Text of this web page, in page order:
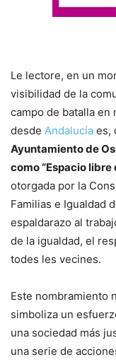
Le lectore, en un
visibilidad de la
campo de batalla
desde Andalucía es,
Ayuntamiento de
como “Espacio libre
otorgada por la
Familias e Igualdad
espaldarazo al
de la igualdad, el
todes les vecines.
Este nombramiento
simboliza un
una sociedad más
una serie de